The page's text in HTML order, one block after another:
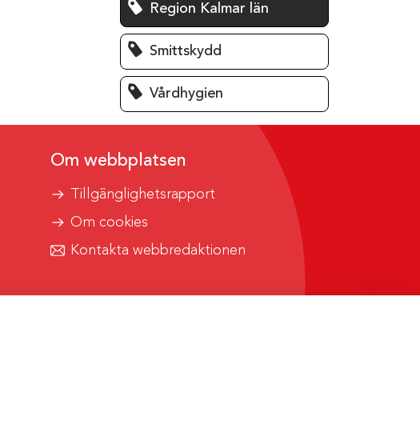
Region Kalmar län
Smittskydd
Vårdhygien
Om webbplatsen
Tillgänglighetsrapport
Om cookies
Kontakta webbredaktionen